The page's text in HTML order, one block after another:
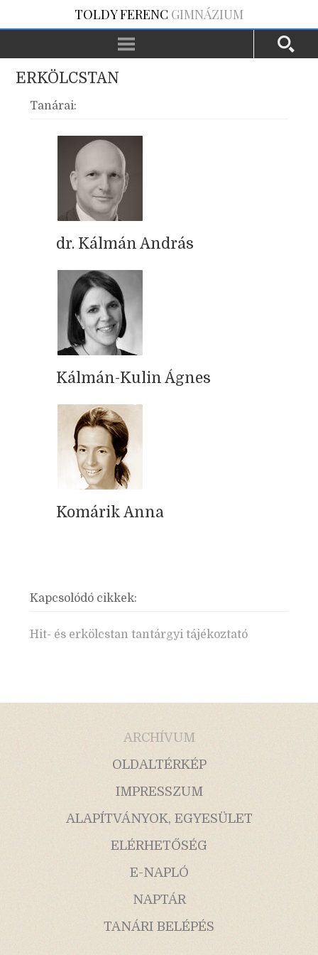
TOLDY FERENC GIMNÁZIUM
ERKÖLCSTAN
Tanárai:
dr. Kálmán András
Kálmán-Kulin Ágnes
Komárik Anna
Kapcsolódó cikkek:
Hit- és erkölcstan tantárgyi tájékoztató
ARCHÍVUM
OLDALTÉRKÉP
IMPRESSZUM
ALAPÍTVÁNYOK, EGYESÜLET
ELÉRHETŐSÉG
E-NAPLÓ
NAPTÁR
TANÁRI BELÉPÉS